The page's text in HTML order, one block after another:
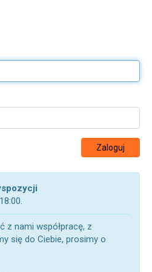
Zaloguj
z nami współpracę, z
się do Ciebie, prosimy o